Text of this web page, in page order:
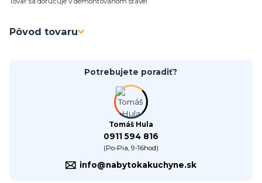
Pôvod tovaru
Potrebujete poradiť?
Tomáš Hula
0911 594 816
(Po-Pia, 9-16hod)
info@nabytokakuchyne.sk